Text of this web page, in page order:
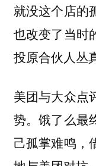
就没这个店的
也改变了当时
投原合伙人丛
美团与大众点
势。饿了么最
己孤掌难鸣，